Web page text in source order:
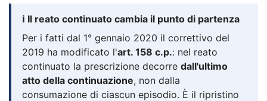
ℹ️ Il reato continuato cambia il punto di partenza
Per i fatti dal 1° gennaio 2020 il correttivo del
2019 ha modificato l'art. 158 c.p.: nel reato
continuato la prescrizione decorre dall'ultimo
atto della continuazione, non dalla
consumazione di ciascun episodio. È il ripristino